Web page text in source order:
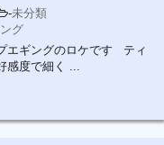
-未分類
グ
エギングのロケです ティ
感度で細く ...